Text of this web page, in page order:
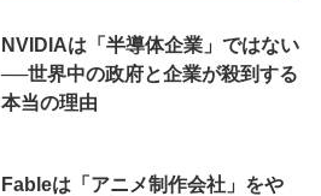
NVIDIAは「半導体企業」ではない
──世界中の政府と企業が殺到する
本当の理由
Fableは「アニメ制作会社」をや